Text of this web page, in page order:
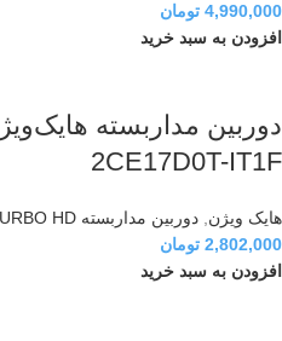
4,990,000 تومان
افزودن به سبد خرید
2CE17D0T-IT1F
هایک ویژن دوربین مداربسته TURBO HD
2,802,000 تومان
افزودن به سبد خرید